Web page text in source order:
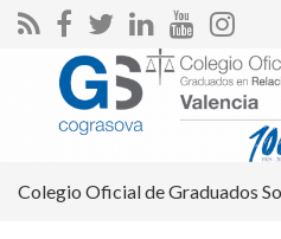
Search for:
Colegio Oficial de Graduados